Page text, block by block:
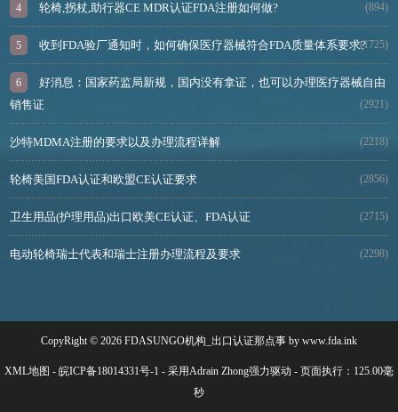
轮椅,拐杖,助行器CE MDR认证FDA注册如何做? (894)
收到FDA验厂通知时，如何确保医疗器械符合FDA质量体系要求?(1725)
好消息：国家药监局新规，国内没有拿证，也可以办理医疗器械自由
销售证
(2921)
沙特MDMA注册的要求以及办理流程详解 (2218)
轮椅美国FDA认证和欧盟CE认证要求 (2856)
卫生用品(护理用品)出口欧美CE认证、FDA认证 (2715)
电动轮椅瑞士代表和瑞士注册办理流程及要求 (2298)
CopyRight © 2026 FDASUNGO机构_出口认证那点事 by www.fda.ink
XML地图 - 皖ICP备18014331号-1 - 采用Adrain Zhong强力驱动 - 页面执行：125.00毫
秒